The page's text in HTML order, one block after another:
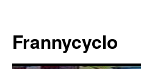
contenu
Frannycyclo